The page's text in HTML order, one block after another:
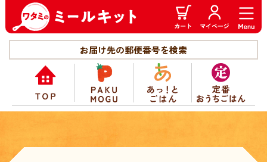
お届け先の郵便番号を検索